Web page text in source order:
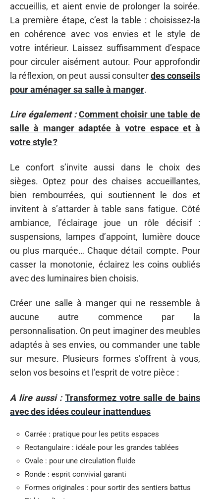
accueillis, et aient envie de prolonger la soirée.
La première étape, c’est la table : choisissez-la
en cohérence avec vos envies et le style de
votre intérieur. Laissez suffisamment d’espace
pour circuler aisément autour. Pour approfondir
la réflexion, on peut aussi consulterdes conseils
pour aménager sa salle à manger.
Lire également : Comment choisir une table de
salle à manger adaptée à votre espace et à
votre style ?
Le confort s’invite aussi dans le choix des
sièges. Optez pour des chaises accueillantes,
bien rembourrées, qui soutiennent le dos et
invitent à s’attarder à table sans fatigue. Côté
ambiance, l’éclairage joue un rôle décisif :
suspensions, lampes d’appoint, lumière douce
ou plus marquée… Chaque détail compte. Pour
casser la monotonie, éclairez les coins oubliés
avec des luminaires bien choisis.
Créer une salle à manger qui ne ressemble à
aucune autre commence par la
personnalisation. On peut imaginer des meubles
adaptés à ses envies, ou commander une table
sur mesure. Plusieurs formes s’offrent à vous,
selon vos besoins et l’esprit de votre pièce :
A lire aussi : Transformez votre salle de bains
avec des idées couleur inattendues
Carrée : pratique pour les petits espaces
Rectangulaire : idéale pour les grandes tablées
Ovale : pour une circulation fluide
Ronde : esprit convivial garanti
Formes originales : pour sortir des sentiers battus